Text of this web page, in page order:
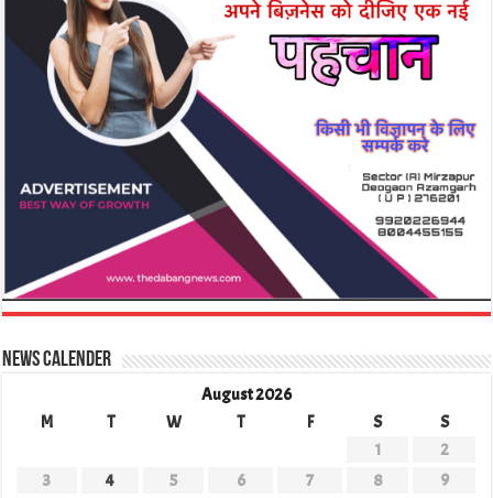
News Calender
August 2026
M
T W T F S
S
1
2
3
4 5 6 7 8
9